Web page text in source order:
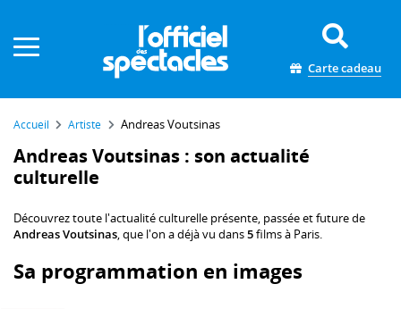
Carte cadeau
Accueil Artiste Andreas Voutsinas
Andreas Voutsinas : son actualité
culturelle
Découvrez toute l'actualité culturelle présente, passée et future de
Andreas Voutsinas, que l'on a déjà vu dans5films à Paris.
Sa programmation en images